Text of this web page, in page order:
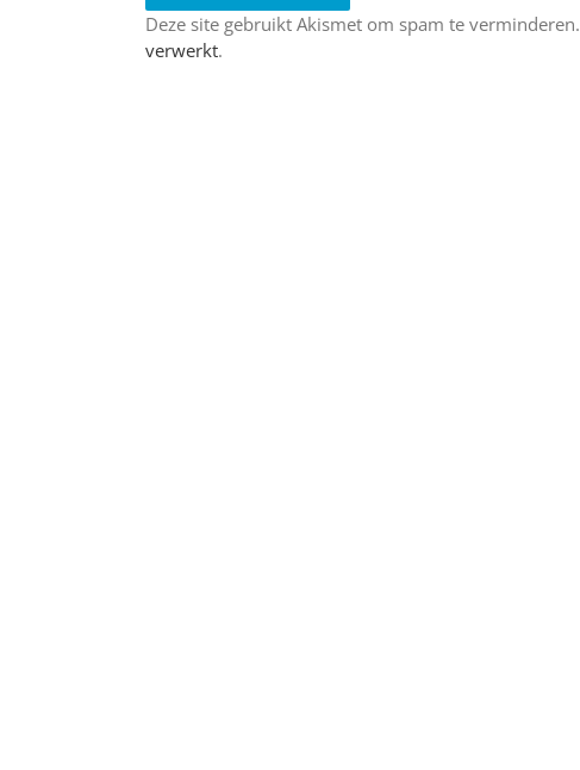
Deze site gebruikt Akismet om spam te verminderen.
verwerkt.